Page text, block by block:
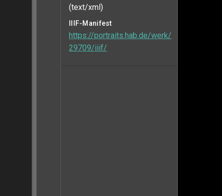
(text/xml)
IIIF-Manifest
https://portraits.hab.de/werk/
29709/iiif/